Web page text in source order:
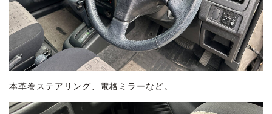
本革巻ステアリング、電格ミラーなど。